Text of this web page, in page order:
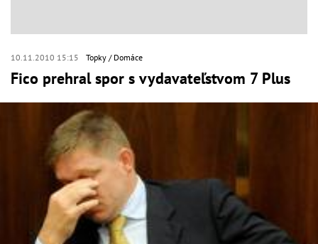
10.11.2010 15:15 Topky Domáce
Fico prehral spor s vydavateľstvom 7 Plus